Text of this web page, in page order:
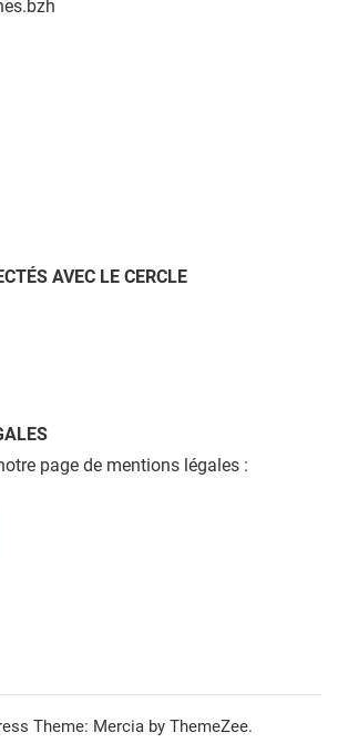
AVEC LE CERCLE
page de mentions légales :
Theme: Mercia by ThemeZee.